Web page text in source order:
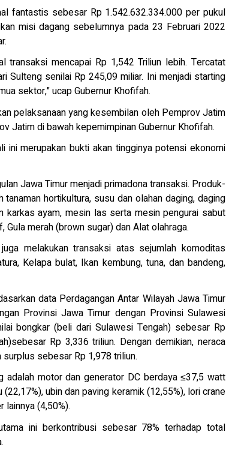
fantastis sebesar Rp 1.542.632.334.000 per pukul
misi dagang sebelumnya pada 23 Februari 2022
mencapai Rp 1,542 Triliun lebih. Tercatat
Sulteng senilai Rp 245,09 miliar. Ini menjadi starting
sektor," ucap Gubernur Khofifah.
pelaksanaan yang kesembilan oleh Pemprov Jatim
Jatim di bawah kepemimpinan Gubernur Khofifah.
ini merupakan bukti akan tingginya potensi ekonomi
Jawa Timur menjadi primadona transaksi. Produk-
hortikultura, susu dan olahan daging, daging
karkas ayam, mesin las serta mesin pengurai sabut
merah (brown sugar) dan Alat olahraga.
melakukan transaksi atas sejumlah komoditas
Kelapa bulat, Ikan kembung, tuna, dan bandeng,
data Perdagangan Antar Wilayah Jawa Timur
Provinsi Jawa Timur dengan Provinsi Sulawesi
bongkar (beli dari Sulawesi Tengah) sebesar Rp
Rp 3,336 triliun. Dengan demikian, neraca
sebesar Rp 1,978 triliun.
motor dan generator DC berdaya ≤37,5 watt
ubin dan paving keramik (12,55%), lori crane
(4,50%).
ini berkontribusi sebesar 78% terhadap total